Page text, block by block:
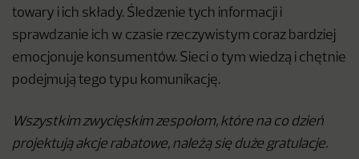
towary i ich składy. Śledzenie tych informacji i
sprawdzanie ich w czasie rzeczywistym coraz bardziej
emocjonuje konsumentów. Sieci o tym wiedzą i chętnie
podejmują tego typu komunikację.
Wszystkim zwycięskim zespołom, które na co dzień
projektują akcje rabatowe, należą się duże gratulacje.